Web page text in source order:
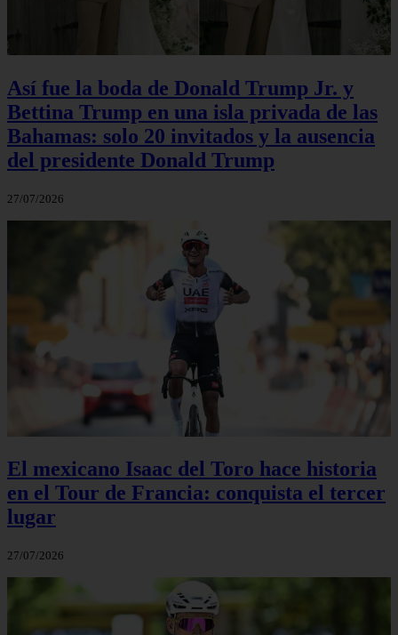
Así fue la boda de Donald Trump Jr. y
Bettina Trump en una isla privada de las
Bahamas: solo 20 invitados y la ausencia
del presidente Donald Trump
27/07/2026
El mexicano Isaac del Toro hace historia
en el Tour de Francia: conquista el tercer
lugar
27/07/2026